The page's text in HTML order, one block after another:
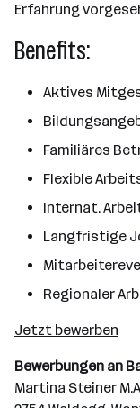
Erfahrung
Benefits:
Aktives
Familiäres
Flexible
Internat.
Langfristige
Regionaler
Jetzt bewerben
Bewerbungen an
Martina Steiner